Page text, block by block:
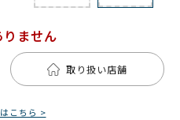
ません
取り扱い店舗
こちら >